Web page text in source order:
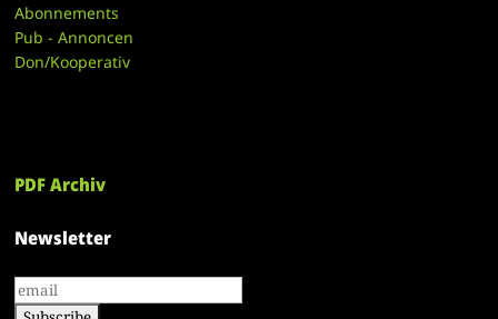
Abonnements
Pub - Annoncen
Don/Kooperativ
PDF Archiv
Newsletter